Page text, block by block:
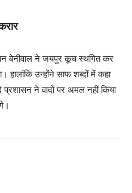
बेनीवाल ने जयपुर कूच स्थगित कर
उन्होंने साफ शब्दों में कहा
प्रशासन ने वादों पर अमल नहीं किया